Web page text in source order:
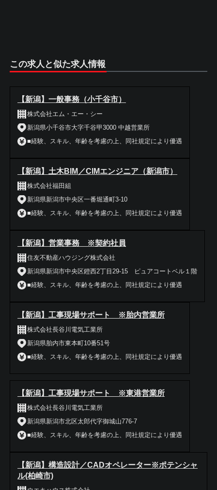
この求人と似た求人情報
【新潟】一般事務（小千谷市）
株式会社エム・エー・シー
新潟県小千谷市大字千谷甲3000 中越営業所
■経験、スキル、年齢を考慮の上、同社規定により優遇
【新潟】土木BIM／CIMエンジニア（新潟市）
株式会社福田組
新潟県新潟市中央区一番堀通町3-10
■経験、スキル、年齢を考慮の上、同社規定により優遇
【新潟】営業事務 ※契約社員
住友不動産ハウジング株式会社
新潟県新潟市中央区鐙西2丁目29-15 ピュアコートベル１階
■経験、スキル、年齢を考慮の上、同社規定により優遇
【新潟】工事現場サポート ※胎内営業所
株式会社長谷川電気工業所
新潟県胎内市東本町10番51号
■経験、スキル、年齢を考慮の上、同社規定により優遇
【新潟】工事現場サポート ※東港営業所
株式会社長谷川電気工業所
新潟県新潟市北区太郎代字御城山776-7
■経験、スキル、年齢を考慮の上、同社規定により優遇
【新潟】構造設計／CADオペレーター※ポテンシャ
ル(柏崎市)